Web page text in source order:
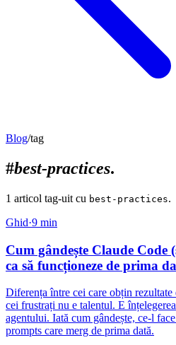
Blog/tag
#best-practices.
1 articol tag-uit cu best-practices.
Ghid·9 min
Cum gândește Claude Code
ca să funcționeze de prima
Diferența între cei care obțin
cei frustrați nu e talentul. E
agentului. Iată cum gândește, ce-l
prompts care merg de prima dată.